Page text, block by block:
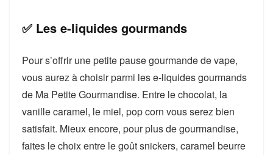
✅ Les e-liquides gourmands
Pour s’offrir une petite pause gourmande de vape,
vous aurez à choisir parmi les e-liquides gourmands
de Ma Petite Gourmandise. Entre le chocolat, la
vanille caramel, le miel, pop corn vous serez bien
satisfait. Mieux encore, pour plus de gourmandise,
faites le choix entre le goût snickers, caramel beurre